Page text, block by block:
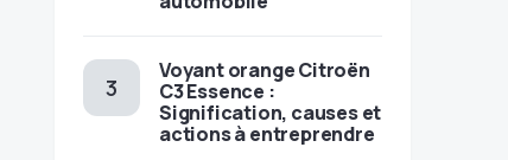
Voyant orange Citroën
C3 Essence :
Signification, causes et
actions à entreprendre